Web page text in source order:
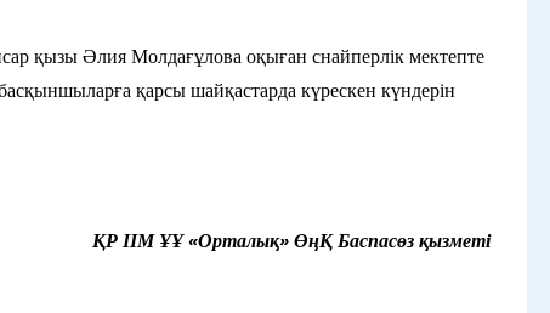
қызы Әлия Молдағұлова оқыған снайперлік мектепте
қарсы шайқастарда күрескен күндерін
ҚР ІІМ ҰҰ «Орталық» ӨңҚ Баспасөз қызметі